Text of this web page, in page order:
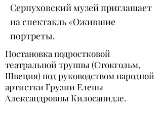
Серпуховский музей приглашает
на спектакль «Ожившие
портреты.
Постановка подростковой
театральной труппы (Стокгольм,
Швеция) под руководством народной
артистки Грузии Елены
Александровны Килосанидзе.